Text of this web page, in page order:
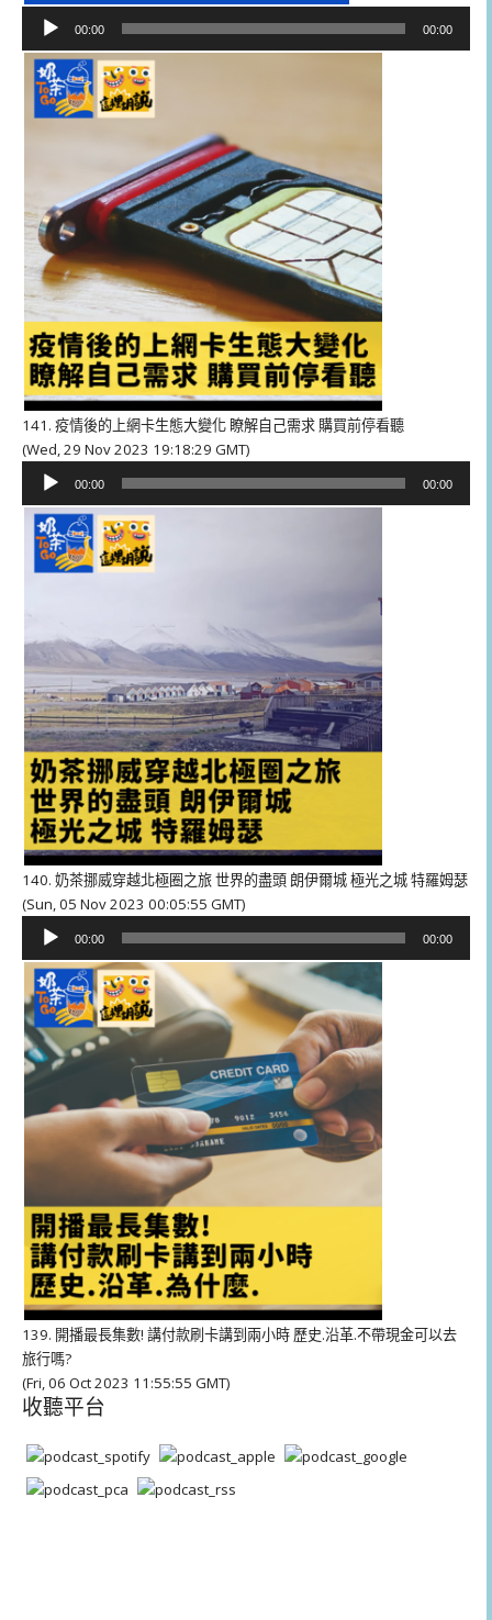
播
器
00:00 00:00
141. 疫情後的上網卡生態大變化 瞭解自己需求 購買前停看聽
(Wed, 29 Nov 2023 19:18:29 GMT)
播
器
00:00 00:00
140. 奶茶挪威穿越北極圈之旅 世界的盡頭 朗伊爾城 極光之城 特羅姆瑟
(Sun, 05 Nov 2023 00:05:55 GMT)
播
放
器
00:00 00:00
139. 開播最長集數! 講付款刷卡講到兩小時 歷史.沿革.不帶現金可以去
旅行嗎?
(Fri, 06 Oct 2023 11:55:55 GMT)
收聽平台